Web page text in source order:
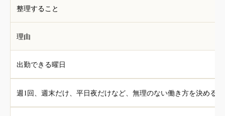
整理すること
理由
出勤できる曜日
週1回、週末だけ、平日夜だけなど、無理のない働き方を決める